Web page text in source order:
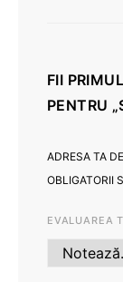
FII
PENTRU
ADRESA TA
OBLIGATORII
EVALUAREA